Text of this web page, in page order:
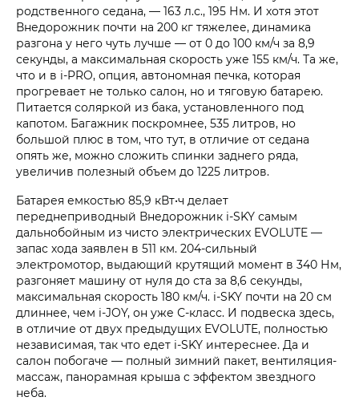
родственного седана, — 163 л.с., 195 Нм. И хотя этот
Внедорожник почти на 200 кг тяжелее, динамика
разгона у него чуть лучше — от 0 до 100 км/ч за 8,9
секунды, а максимальная скорость уже 155 км/ч. Та же,
что и в i‑PRO, опция, автономная печка, которая
прогревает не только салон, но и тяговую батарею.
Питается соляркой из бака, установленного под
капотом. Багажник поскромнее, 535 литров, но
большой плюс в том, что тут, в отличие от седана
опять же, можно сложить спинки заднего ряда,
увеличив полезный объем до 1225 литров.
Батарея емкостью 85,9 кВт•ч делает
переднеприводный Внедорожник i‑SKY самым
дальнобойным из чисто электрических EVOLUTE —
запас хода заявлен в 511 км. 204-сильный
электромотор, выдающий крутящий момент в 340 Нм,
разгоняет машину от нуля до ста за 8,6 секунды,
максимальная скорость 180 км/ч. i‑SKY почти на 20 см
длиннее, чем i‑JOY, он уже С-класс. И подвеска здесь,
в отличие от двух предыдущих EVOLUTE, полностью
независимая, так что едет i‑SKY интереснее. Да и
салон побогаче — полный зимний пакет, вентиляция-
массаж, панорамная крыша c эффектом звездного
неба.